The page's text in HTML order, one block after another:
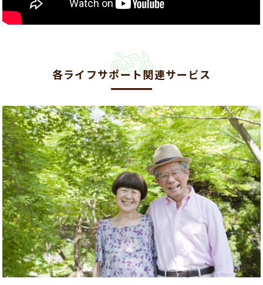
各ライフサポート関連サービス